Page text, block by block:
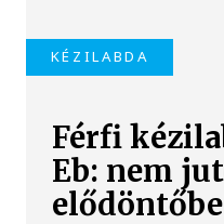
KÉZILABDA
Férfi
Eb: nem